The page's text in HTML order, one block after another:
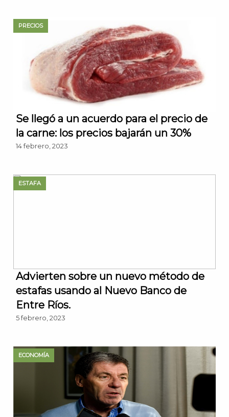
PRECIOS
Se llegó a un acuerdo para el precio de
la carne: los precios bajarán un 30%
14 febrero, 2023
ESTAFA
Advierten sobre un nuevo método de
estafas usando al Nuevo Banco de
Entre Ríos.
5 febrero, 2023
ECONOMÍA